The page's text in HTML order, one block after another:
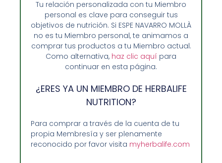
pueden ayudarnos ya que su
composición también ayuda a la
construcción de masa muscular.
Compartir:
Facebook Twitter
Tu relación personalizada con tu Miembro
personal es clave para conseguir tus
objetivos de nutrición. Si ESPE NAVARRO MOLLÀ
no es tu Miembro personal, te animamos a
comprar tus productos a tu Miembro actual.
Como alternativa, haz clic aquí para
continuar en esta página.
¿ERES YA UN MIEMBRO DE HERBALIFE
NUTRITION?
Para comprar a través de la cuenta de tu
propia Membresía y ser plenamente
reconocido por favor visita myherbalife.com